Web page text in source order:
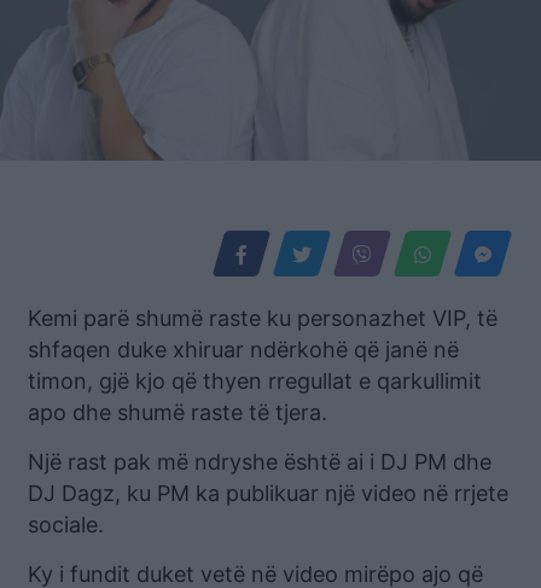
Kemi parë shumë raste ku personazhet VIP, të
shfaqen duke xhiruar ndërkohë që janë në
timon, gjë kjo që thyen rregullat e qarkullimit
apo dhe shumë raste të tjera.
Një rast pak më ndryshe është ai i DJ PM dhe
DJ Dagz, ku PM ka publikuar një video në rrjete
sociale.
Ky i fundit duket vetë në video mirëpo ajo që